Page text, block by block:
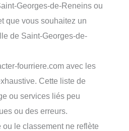
Georges-de-Reneins ou
que vous souhaitez un
de Saint-Georges-de-
fourriere.com avec les
Cette liste de
ou services liés peu
ou des erreurs.
ou le classement ne reflète